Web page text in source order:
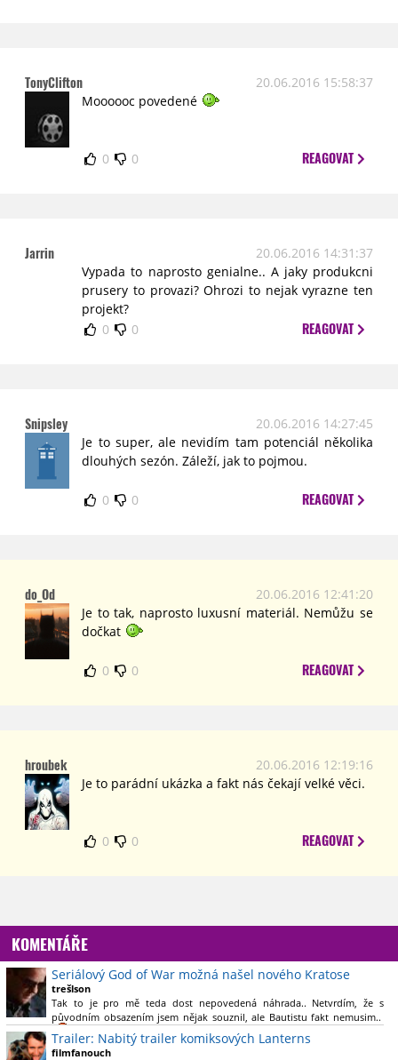
TonyClifton
20.06.2016 15:58:37
Moooooc povedené
0 0 REAGOVAT
Jarrin
20.06.2016 14:31:37
Vypada to naprosto genialne.. A jaky produkcni
prusery to provazi? Ohrozi to nejak vyrazne ten
projekt?
0
0 REAGOVAT
Snipsley
20.06.2016 14:27:45
Je to super, ale nevidím tam potenciál několika
dlouhých sezón. Záleží, jak to pojmou.
0 0 REAGOVAT
do_Od
20.06.2016 12:41:20
Je to tak, naprosto luxusní materiál. Nemůžu se
dočkat
0 0 REAGOVAT
hroubek
20.06.2016 12:19:16
Je to parádní ukázka a fakt nás čekají velké věci.
0 0 REAGOVAT
KOMENTÁŘE
Seriálový God of War možná našel nového Kratose
trešlson
Tak to je pro mě teda dost nepovedená náhrada.. Netvrdím, že s
původním obsazením jsem nějak souznil, ale Bautistu fakt nemusim..
Trailer: Nabitý trailer komiksových Lanterns
filmfanouch